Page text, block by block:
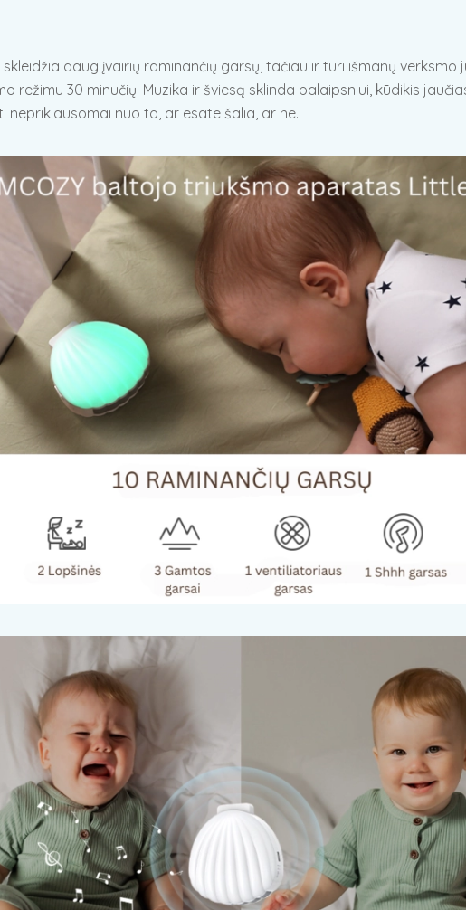
daug įvairių raminančių garsų, tačiau ir turi išmanų
režimu 30 minučių. Muzika ir šviesą sklinda palaipsniui, kūdikis
nuo to, ar esate šalia, ar ne.